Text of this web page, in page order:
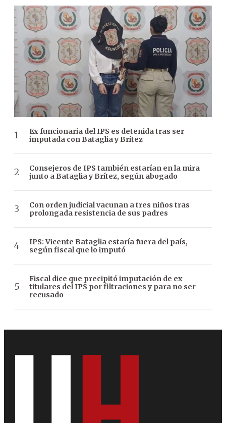
Ex funcionaria del IPS es detenida tras ser
imputada con Bataglia y Brítez
Consejeros de IPS también estarían en la mira
junto a Bataglia y Brítez, según abogado
Con orden judicial vacunan a tres niños tras
prolongada resistencia de sus padres
IPS: Vicente Bataglia estaría fuera del país,
según fiscal que lo imputó
Fiscal dice que precipitó imputación de ex
titulares del IPS por filtraciones y para no ser
recusado